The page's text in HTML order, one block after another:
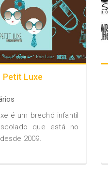
Petit Luxe
é um brechó infantil
que está no
2009.